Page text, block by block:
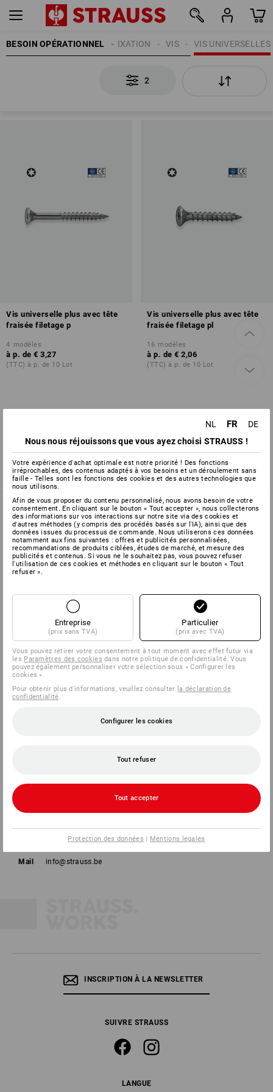
BESOIN OPÉRATIONNEL VIS UNIVERSELLES
VIS
TECHNIQUE DE FIXATION
2
Vis universelle plus avec tête
fraisée filetage p
4 modèles
à p. de € 3,27
(TTC) à p. de 10 Lot
Vis universelle plus avec tête
fraisée filetage pl
16 modèles
à p. de € 2,06
(TTC) à p. de 10 Lot
SERVICE 02 400 16 43
SERVICE
ENTREPRISES
INFORMATION
MÉTHODES DE PAIEMENT
PO Box 7443
1931 Zaventem - Brucargo
02 400 16 43
Mail
info@strauss.be
INSCRIPTION À LA NEWSLETTER
SUIVRE STRAUSS
LANGUE
NL FR
DE
Nous nous réjouissons que vous ayez choisi STRAUSS !
Votre expérience d'achat optimale est notre priorité ! Des fonctions
irréprochables, des contenus adaptés à vos besoins et un déroulement sans
faille - Telles sont les fonctions des cookies et des autres technologies que
nous utilisons.
Afin de vous proposer du contenu personnalisé, nous avons besoin de votre
consentement. En cliquant sur le bouton « Tout accepter », nous collecterons
des informations sur vos interactions sur notre site via des cookies et
d'autres méthodes (y compris des procédés basés sur l'IA), ainsi que des
données issues du processus de commande. Nous utiliserons ces données
notamment aux fins suivantes : offres et publicités personnalisées,
recommandations de produits ciblées, études de marché, et mesure des
publicités et contenus. Si vous ne le souhaitez pas, vous pouvez refuser
l'utilisation de ces cookies et méthodes en cliquant sur le bouton « Tout
refuser ».
Entreprise
(prix sans TVA)
Particulier
(prix avec TVA)
Vous pouvez retirer votre consentement à tout moment avec effet futur via
les Paramètres des cookies dans notre politique de confidentialité. Vous
pouvez également personnaliser votre sélection sous « Configurer les
cookies ».
Pour obtenir plus d'informations, veuillez consulter la déclaration de
confidentialité
Configurer les cookies
Tout refuser
Tout accepter
Protection des données | Mentions legales